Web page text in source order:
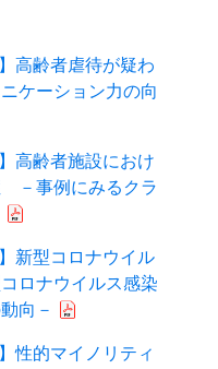
高齢者虐待が疑わ
ケーション力の向
高齢者施設におけ
－事例にみるクラ
新型コロナウイル
ロナウイルス感染
向－
性的マイノリティ